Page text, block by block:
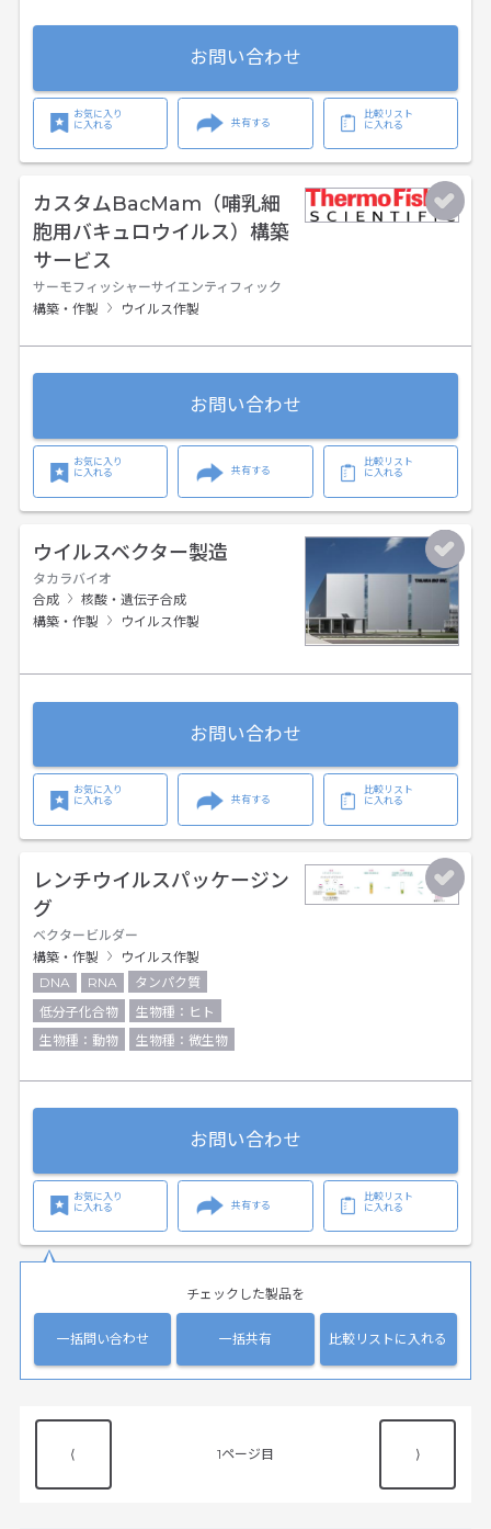
お問い合わせ
お気に入り
に入れる
共有する
比較リスト
に入れる
カスタムBacMam（哺乳細
胞用バキュロウイルス）構築
サービス
サーモフィッシャーサイエンティフィック
構築・作製
ウイルス作製
お問い合わせ
お気に入り
に入れる
共有する
比較リスト
に入れる
ウイルスベクター製造
タカラバイオ
合成
核酸・遺伝子合成
構築・作製
ウイルス作製
お問い合わせ
お気に入り
に入れる
共有する
比較リスト
に入れる
レンチウイルスパッケージン
グ
ベクタービルダー
構築・作製
ウイルス作製
DNA
RNA
タンパク質
低分子化合物
生物種：ヒト
生物種：動物
生物種：微生物
お問い合わせ
お気に入り
に入れる
共有する
比較リスト
に入れる
チェックした製品を
一括問い合わせ 一括共有 比較リストに入れる
⟨ 1 ⟩